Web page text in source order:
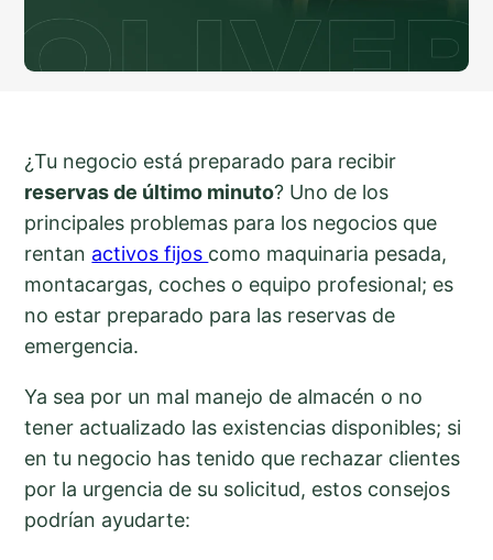
¿Tu negocio está preparado para recibir
reservas de último minuto? Uno de los
principales problemas para los negocios que
rentan activos fijos como maquinaria pesada,
montacargas, coches o equipo profesional; es
no estar preparado para las reservas de
emergencia.
Ya sea por un mal manejo de almacén o no
tener actualizado las existencias disponibles; si
en tu negocio has tenido que rechazar clientes
por la urgencia de su solicitud, estos consejos
podrían ayudarte: